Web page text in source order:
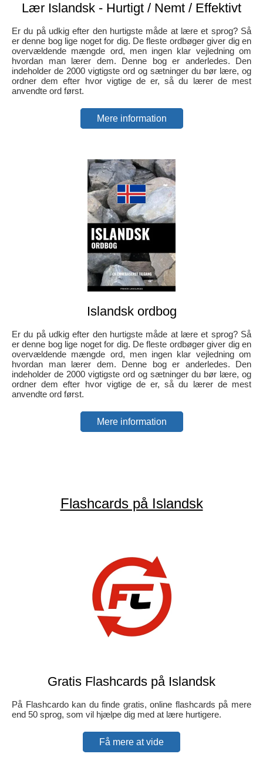
Lær Islandsk - Hurtigt / Nemt / Effektivt
Er du på udkig efter den hurtigste måde at lære et sprog? Så
er denne bog lige noget for dig. De fleste ordbøger giver dig en
overvældende mængde ord, men ingen klar vejledning om
hvordan man lærer dem. Denne bog er anderledes. Den
indeholder de 2000 vigtigste ord og sætninger du bør lære, og
ordner dem efter hvor vigtige de er, så du lærer de mest
anvendte ord først.
Mere information
Islandsk ordbog
Er du på udkig efter den hurtigste måde at lære et sprog? Så
er denne bog lige noget for dig. De fleste ordbøger giver dig en
overvældende mængde ord, men ingen klar vejledning om
hvordan man lærer dem. Denne bog er anderledes. Den
indeholder de 2000 vigtigste ord og sætninger du bør lære, og
ordner dem efter hvor vigtige de er, så du lærer de mest
anvendte ord først.
Mere information
Flashcards på Islandsk
Gratis Flashcards på Islandsk
På Flashcardo kan du finde gratis, online flashcards på mere
end 50 sprog, som vil hjælpe dig med at lære hurtigere.
Få mere at vide